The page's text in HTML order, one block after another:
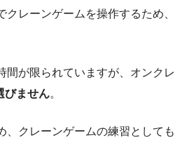
クレーンゲームを操作するため、
間が限られていますが、オンクレ
びません。
、クレーンゲームの練習としても